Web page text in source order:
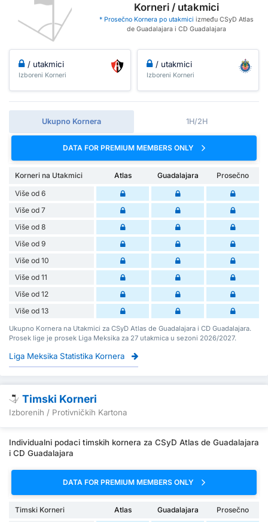
Korneri / utakmici
* Prosečno Kornera po utakmiciizmeđu CSyD Atlas
de Guadalajara i CD Guadalajara
/ utakmici
Izboreni Korneri
/ utakmici
Izboreni Korneri
Ukupno Kornera 1H/2H
DATA FOR PREMIUM MEMBERS ONLY
Korneri na Utakmici Atlas Guadalajara
Prosečno
Više od 6
Više od 7
Više od 8
Više od 9
Više od 10
Više od 11
Više od 12
Više od 13
Ukupno Kornera na Utakmici za CSyD Atlas de Guadalajara i CD Guadalajara.
Prosek lige je prosek Liga Meksika za 27 utakmica u sezoni 2026/2027.
Liga Meksika Statistika Kornera
Timski Korneri
Izborenih / Protivničkih Kartona
Individualni podaci timskih kornera za CSyD Atlas de Guadalajara
i CD Guadalajara
DATA FOR PREMIUM MEMBERS ONLY
Timski Korneri Atlas Guadalajara
Prosečno